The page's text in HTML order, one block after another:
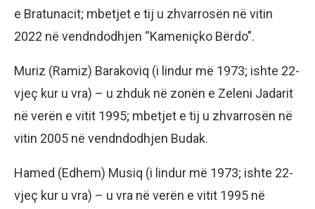
e Bratunacit; mbetjet e tij u zhvarrosën në vitin
2022 në vendndodhjen “Kameniçko Bërdo”.
Muriz (Ramiz) Barakoviq (i lindur më 1973; ishte 22-
vjeç kur u vra) – u zhduk në zonën e Zeleni Jadarit
në verën e vitit 1995; mbetjet e tij u zhvarrosën në
vitin 2005 në vendndodhjen Budak.
Hamed (Edhem) Musiq (i lindur më 1973; ishte 22-
vjeç kur u vra) – u vra në verën e vitit 1995 në